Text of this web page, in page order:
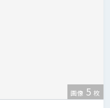
画像 5 枚